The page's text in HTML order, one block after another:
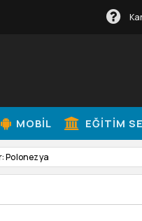
MOBIL EĞITIM
Polonezya